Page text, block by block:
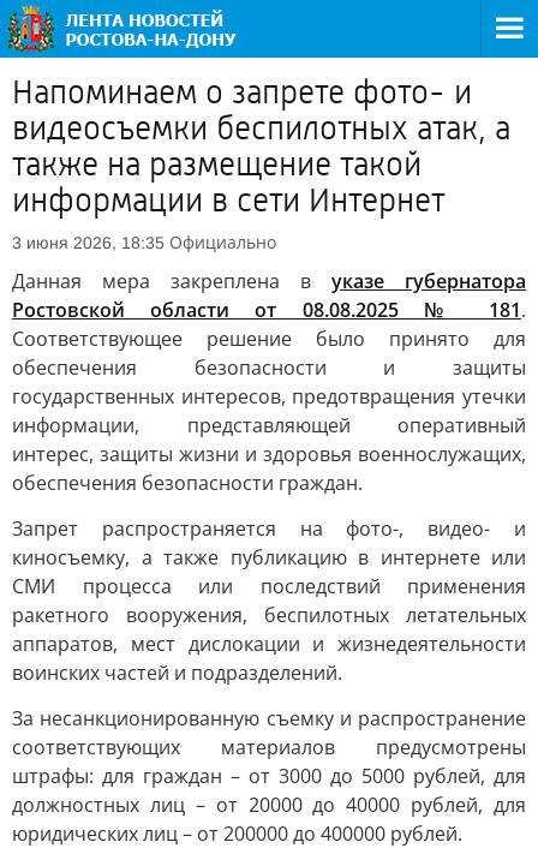
Напоминаем о запрете фото- и
видеосъемки беспилотных атак, а
также на размещение такой
информации в сети Интернет
3 июня 2026, 18:35 Официально
Данная мера закреплена в указе губернатора
Ростовской области от 08.08.2025 № 181.
Соответствующее решение было принято для
обеспечения безопасности и защиты
государственных интересов, предотвращения утечки
информации, представляющей оперативный
интерес, защиты жизни и здоровья военнослужащих,
обеспечения безопасности граждан.
Запрет распространяется на фото-, видео- и
киносъемку, а также публикацию в интернете или
СМИ процесса или последствий применения
ракетного вооружения, беспилотных летательных
аппаратов, мест дислокации и жизнедеятельности
воинских частей и подразделений.
За несанкционированную съемку и распространение
соответствующих материалов предусмотрены
штрафы: для граждан – от 3000 до 5000 рублей, для
должностных лиц – от 20000 до 40000 рублей, для
юридических лиц – от 200000 до 400000 рублей.